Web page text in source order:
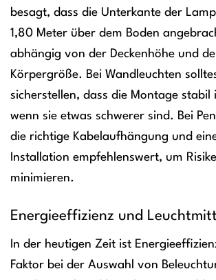
besagt, dass die Unterkante der
1,80 Meter über dem Boden
abhängig von der Deckenhöhe und
Körpergröße. Bei Wandleuchten
sicherstellen, dass die Montage stabil
wenn sie etwas schwerer sind. Bei
die richtige Kabelaufhängung und
Installation empfehlenswert, um
minimieren.
Energieeffizienz und
In der heutigen Zeit ist
Faktor bei der Auswahl von